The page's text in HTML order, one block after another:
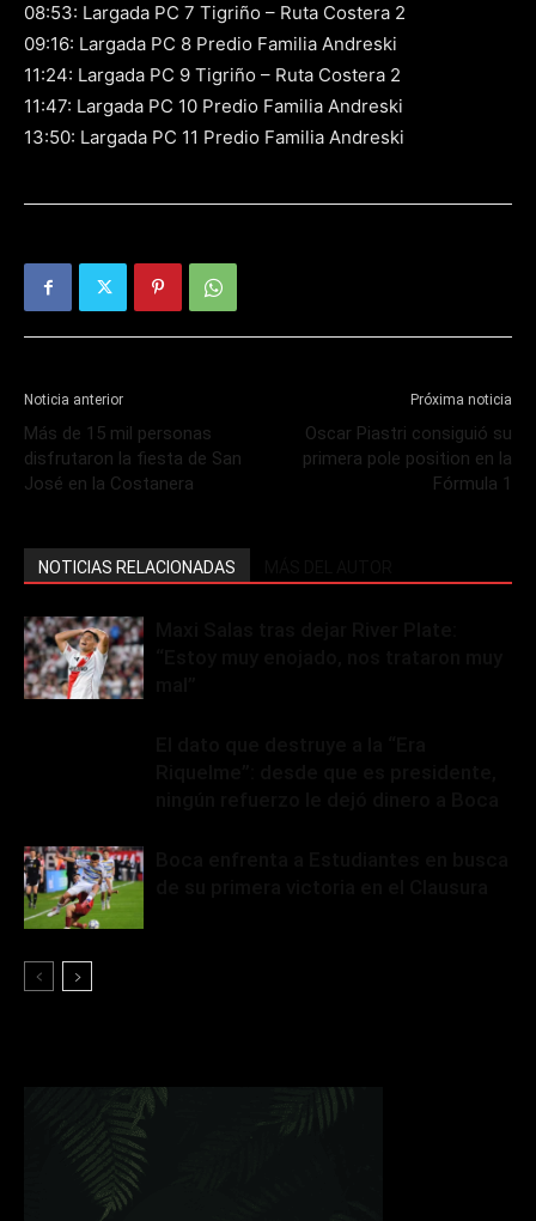
08:53: Largada PC 7 Tigriño – Ruta Costera 2
09:16: Largada PC 8 Predio Familia Andreski
11:24: Largada PC 9 Tigriño – Ruta Costera 2
11:47: Largada PC 10 Predio Familia Andreski
13:50: Largada PC 11 Predio Familia Andreski
Noticia anterior
Más de 15 mil personas
disfrutaron la fiesta de San
José en la Costanera
Próxima noticia
Oscar Piastri consiguió su
primera pole position en la
Fórmula 1
NOTICIAS RELACIONADAS